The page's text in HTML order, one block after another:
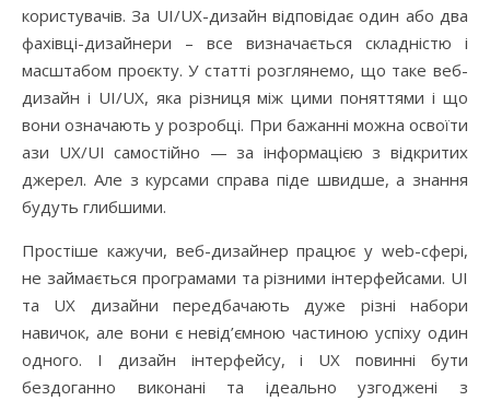
користувачів. За UI/UX-дизайн відповідає один або два
фахівці-дизайнери – все визначається складністю і
масштабом проєкту. У статті розглянемо, що таке веб-
дизайн і UI/UX, яка різниця між цими поняттями і що
вони означають у розробці. При бажанні можна освоїти
ази UX/UI самостійно — за інформацією з відкритих
джерел. Але з курсами справа піде швидше, а знання
будуть глибшими.
Простіше кажучи, веб-дизайнер працює у web-сфері,
не займається програмами та різними інтерфейсами. UI
та UX дизайни передбачають дуже різні набори
навичок, але вони є невід’ємною частиною успіху один
одного. І дизайн інтерфейсу, і UX повинні бути
бездоганно виконані та ідеально узгоджені з